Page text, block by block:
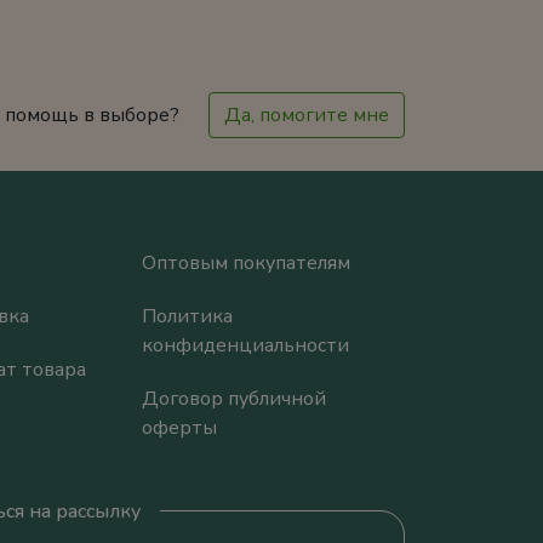
в выборе? Да, помогите мне
товара
Оптовым покупателям
Политика
конфиденциальности
Договор публичной
оферты
на рассылку